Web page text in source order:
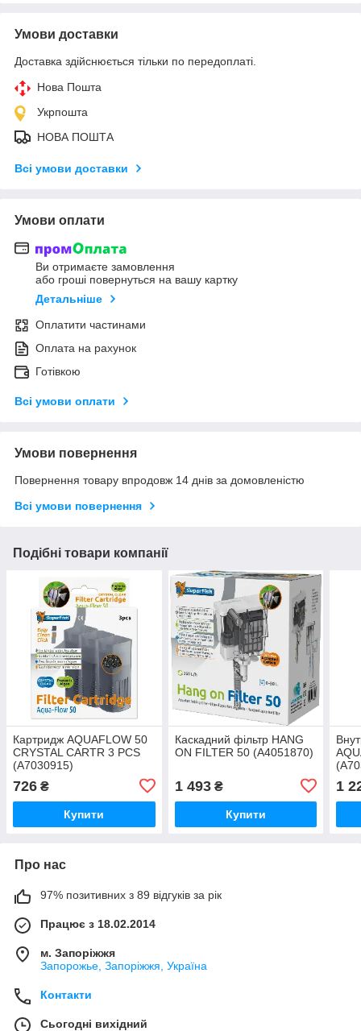
Умови доставки
Доставка здійснюється тільки по передоплаті.
Нова Пошта
Укрпошта
НОВА ПОШТА
Всі умови доставки
Умови оплати
Ви отримаєте замовлення
або гроші повернуться на вашу картку
Детальніше
Оплатити частинами
Оплата на рахунок
Готівкою
Всі умови оплати
Умови повернення
Повернення товару впродовж 14 днів за домовленістю
Всі умови повернення
Подібні товари компанії
Картридж AQUAFLOW 50
CRYSTAL CARTR 3 PCS
(A7030915)
726 ₴
Купити
Каскадний фільтр HANG
ON FILTER 50 (A4051870)
1 493₴
Купити
1
Про нас
97% позитивних з 89 відгуків за рік
Працює з 18.02.2014
м. Запоріжжя
Запорожье, Запоріжжя, Україна
Контакти
Сьогодні вихідний